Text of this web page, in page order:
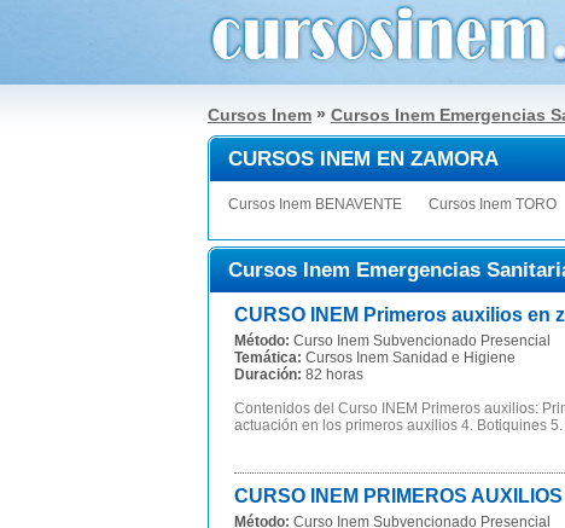
Cursos Inem » Cursos Inem Emergencias
CURSOS INEM EN ZAMORA
Cursos Inem BENAVENTE Cursos Inem TORO
Cursos Inem Emergencias
CURSO INEM Primeros auxilios en
Método: Curso Inem Subvencionado Presencial
Temática: Cursos Inem Sanidad e Higiene
Duración: 82 horas
Contenidos del Curso INEM Primeros auxilios:
actuación en los primeros auxilios 4. Botiquines
CURSO INEM PRIMEROS
Método: Curso Inem Subvencionado Presencial